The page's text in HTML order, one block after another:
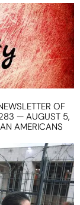
OF
— AUGUST 5,
AMERICANS